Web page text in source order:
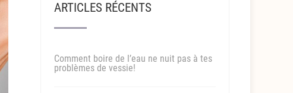
ARTICLES RÉCENTS
Comment boire de l’eau ne nuit pas à tes
problèmes de vessie!